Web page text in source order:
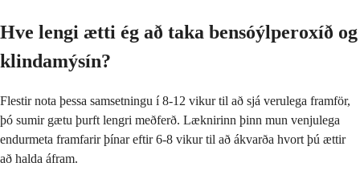
Hve lengi ætti ég að taka bensóýlperoxíð og
klindamýsín?
Flestir nota þessa samsetningu í 8-12 vikur til að sjá verulega framför,
þó sumir gætu þurft lengri meðferð. Læknirinn þinn mun venjulega
endurmeta framfarir þínar eftir 6-8 vikur til að ákvarða hvort þú ættir
að halda áfram.